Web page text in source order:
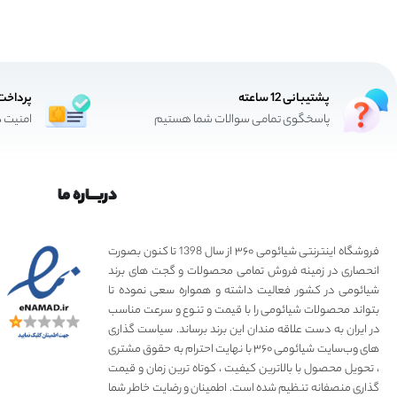
پشتیبانی 12 ساعته
پاسخگوی تمامی سوالات شما هستیم
امنیت
دربـــاره ما
فروشگاه اینترنتی شیائومی ۳۶۰ از سال 1398 تا کنون بصورت
انحصاری در زمینه فروش تمامی محصولات و گجت های برند
شیائومی در کشور فعالیت داشته و همواره سعی نموده تا
بتواند محصولات شیائومی را با قیمت و تنوع و سرعت مناسب
در ایران به دست علاقه مندان این برند برساند. سیاست گذاری
های وب‌سایت شیائومی ۳۶۰ با نهایت احترام به حقوق مشتری
، تحویل محصول با بالاترین کیفیت ، کوتاه ترین زمان و قیمت
گذاری منصفانه تنظیم شده است. اطمینان و رضایت خاطر شما